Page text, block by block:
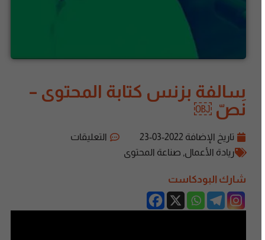
سالفة بزنس كتابة المحتوى –
نَصّ ￼
تاريخ الإضافة2022-03-23
التعليقات
ريادة الأعمال , صناعة المحتوى
شارك البودكاست